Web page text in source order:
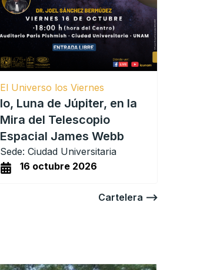
El Universo los Viernes
Io, Luna de Júpiter, en la
Mira del Telescopio
Espacial James Webb
Sede: Ciudad Universitaria
16 octubre 2026
Cartelera ⟶